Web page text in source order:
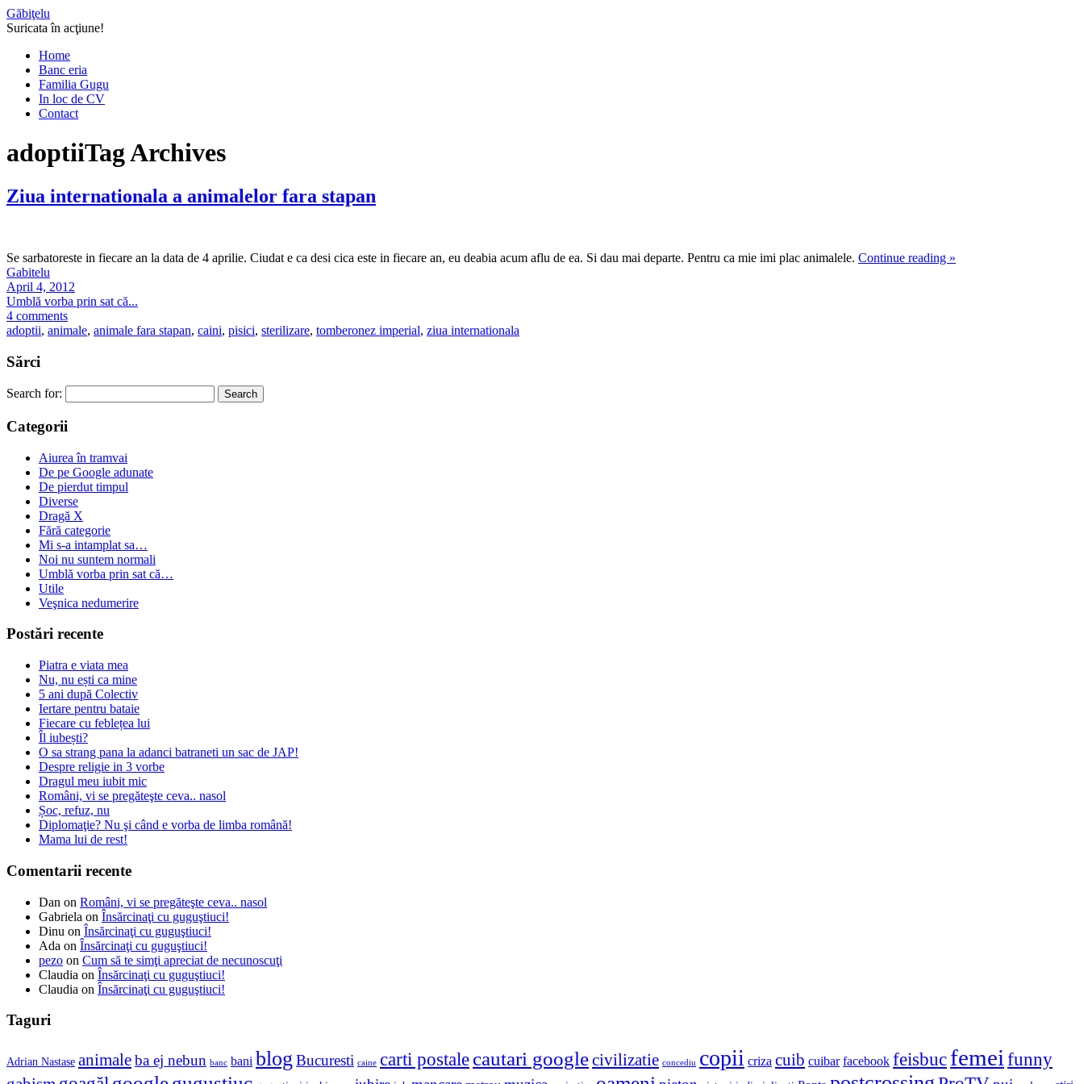
Găbiţelu
Suricata în acţiune!
Home
Banc eria
Familia Gugu
In loc de CV
Contact
adoptiiTag Archives
Ziua internationala a animalelor fara stapan
Se sarbatoreste in fiecare an la data de 4 aprilie. Ciudat e ca desi cica este in fiecare an, eu deabia acum aflu de ea. Si dau mai departe. Pentru ca mie imi plac animalele. Continue reading »
Gabitelu
April 4, 2012
Umblă vorba prin sat că...
4 comments
adoptii, animale, animale fara stapan, caini, pisici, sterilizare, tomberonez imperial, ziua internationala
Sărci
Search for:
Categorii
Aiurea în tramvai
De pe Google adunate
De pierdut timpul
Diverse
Dragă X
Fără categorie
Mi s-a intamplat sa…
Noi nu suntem normali
Umblă vorba prin sat că…
Utile
Veşnica nedumerire
Postări recente
Piatra e viata mea
Nu, nu ești ca mine
5 ani după Colectiv
Iertare pentru bataie
Fiecare cu feblețea lui
Îl iubești?
O sa strang pana la adanci batraneti un sac de JAP!
Despre religie in 3 vorbe
Dragul meu iubit mic
Români, vi se pregăteşte ceva.. nasol
Șoc, refuz, nu
Diplomaţie? Nu şi când e vorba de limba română!
Mama lui de rest!
Comentarii recente
Dan on Români, vi se pregăteşte ceva.. nasol
Gabriela on Însărcinaţi cu guguştiuci!
Dinu on Însărcinaţi cu guguştiuci!
Ada on Însărcinaţi cu guguştiuci!
pezo on Cum să te simţi apreciat de necunoscuţi
Claudia on Însărcinaţi cu guguştiuci!
Claudia on Însărcinaţi cu guguştiuci!
Taguri
Adrian Nastase animaleba ej nebun banc bani blog Bucuresti caine carti postale cautari googlecivilizatie concediu copii criza cuib cuibar facebook feisbuc femei funny